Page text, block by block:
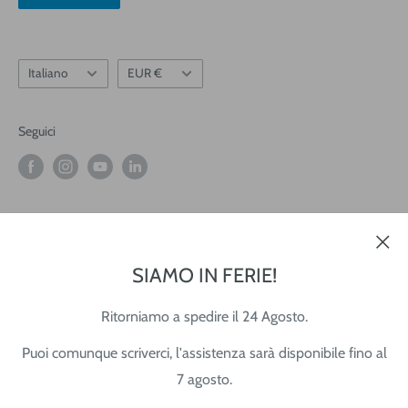
SIAMO IN FERIE!
Ritorniamo a spedire il 24 Agosto.
Puoi comunque scriverci, l'assistenza sarà disponibile fino al
7 agosto.
Informativa Newsletter
Lingua
Italiano Valuta
EUR €
Seguici
© 2026 Tecnista